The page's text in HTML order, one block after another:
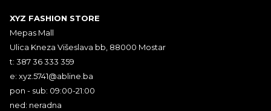
XYZ FASHION STORE
Mepas Mall
Ulica Kneza Višeslava bb, 88000 Mostar
t: 387 36 333 359
e: xyz.5741@abline.ba
pon - sub: 09:00-21:00
ned: neradna